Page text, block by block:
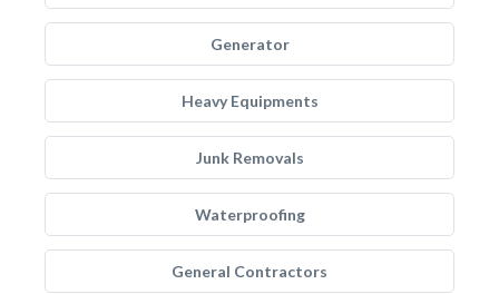
Generator
Heavy Equipments
Junk Removals
Waterproofing
General Contractors